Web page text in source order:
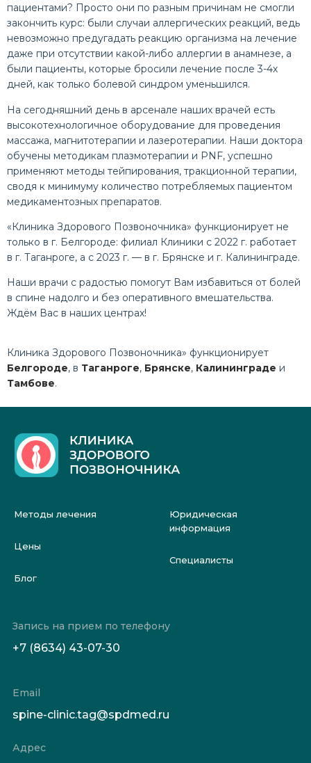
пациентами? Просто они по разным причинам не смогли
закончить курс: были случаи аллергических реакций, ведь
невозможно предугадать реакцию организма на лечение
даже при отсутствии какой-либо аллергии в анамнезе, а
были пациенты, которые бросили лечение после 3-4х
дней, как только болевой синдром уменьшился.
На сегодняшний день в арсенале наших врачей есть
высокотехнологичное оборудование для проведения
массажа, магнитотерапии и лазеротерапии. Наши доктора
обучены методикам плазмотерапии и PNF, успешно
применяют методы тейпирования, тракционной терапии,
сводя к минимуму количество потребляемых пациентом
медикаментозных препаратов.
«Клиника Здорового Позвоночника» функционирует не
только в г. Белгороде: филиал Клиники с 2022 г. работает
в г. Таганроге, а с 2023 г. — в г. Брянске и г. Калининграде.
Наши врачи с радостью помогут Вам избавиться от болей
в спине надолго и без оперативного вмешательства.
Ждём Вас в наших центрах!
Клиника Здорового Позвоночника» функционирует
Белгороде, в Таганроге, Брянске, Калининграде и
Тамбове.
Методы лечения
Цены
Блог
Юридическая
информация
Специалисты
Запись на прием по телефону
+7 (8634) 43-07-30
Email
spine-clinic.tag@spdmed.ru
Адрес